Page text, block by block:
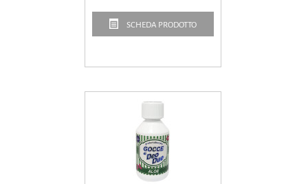
SCHEDA PRODOTTO